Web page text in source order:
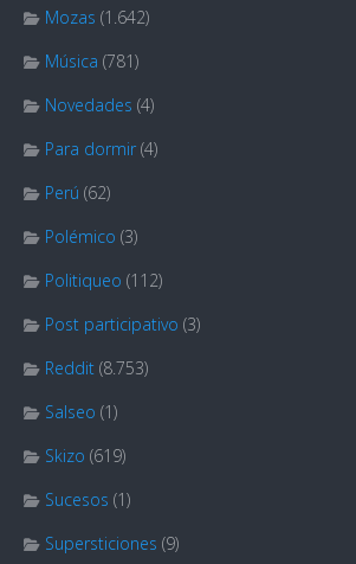
Mozas (1.642)
Música (781)
Novedades (4)
Para dormir (4)
Perú (62)
Polémico (3)
Politiqueo (112)
Post participativo (3)
Reddit (8.753)
Salseo (1)
Skizo (619)
Sucesos (1)
Supersticiones (9)